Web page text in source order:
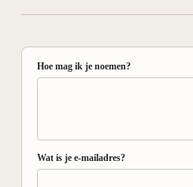
Hoe mag ik je noemen?
Wat is je e-mailadres?